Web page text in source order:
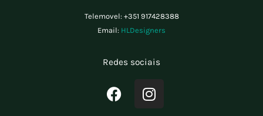
Telemovel: +351 917428388
Email: HLDesigners
Redes sociais
F
a
I
n